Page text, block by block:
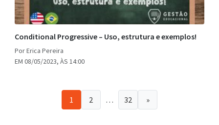
Conditional Progressive – Uso, estrutura e exemplos!
Por Erica Pereira
EM 08/05/2023, ÀS 14:00
1 2 … 32 »